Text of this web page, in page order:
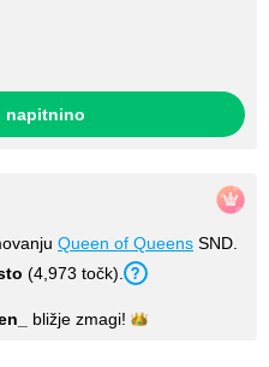
napitnino
Queen of Queens SND.
(4,973 točk).
bližje zmagi!